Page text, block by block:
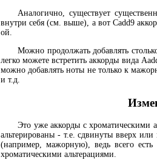
Аналогично, существует
внутри себя (см. выше), а вот Cadd9
ой.
Можно продолжать добавлять
легко можете встретить аккорды вида
можно добавлять ноты не только к
и т.д.
Это уже аккорды с хроматическими
альтерированы - т.е. сдвинуты вверх
(например, мажорную), ведь всего
хроматическими альтерациями.